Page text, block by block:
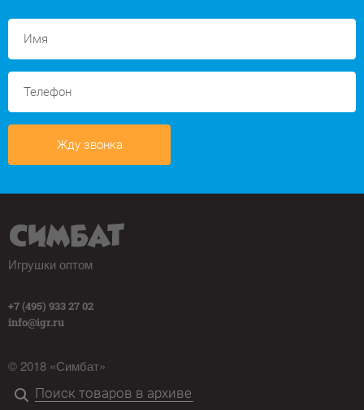
Жду звонка
Игрушки оптом
+7 (495) 933 27 02
info@igr.ru
© 2018 «Симбат»